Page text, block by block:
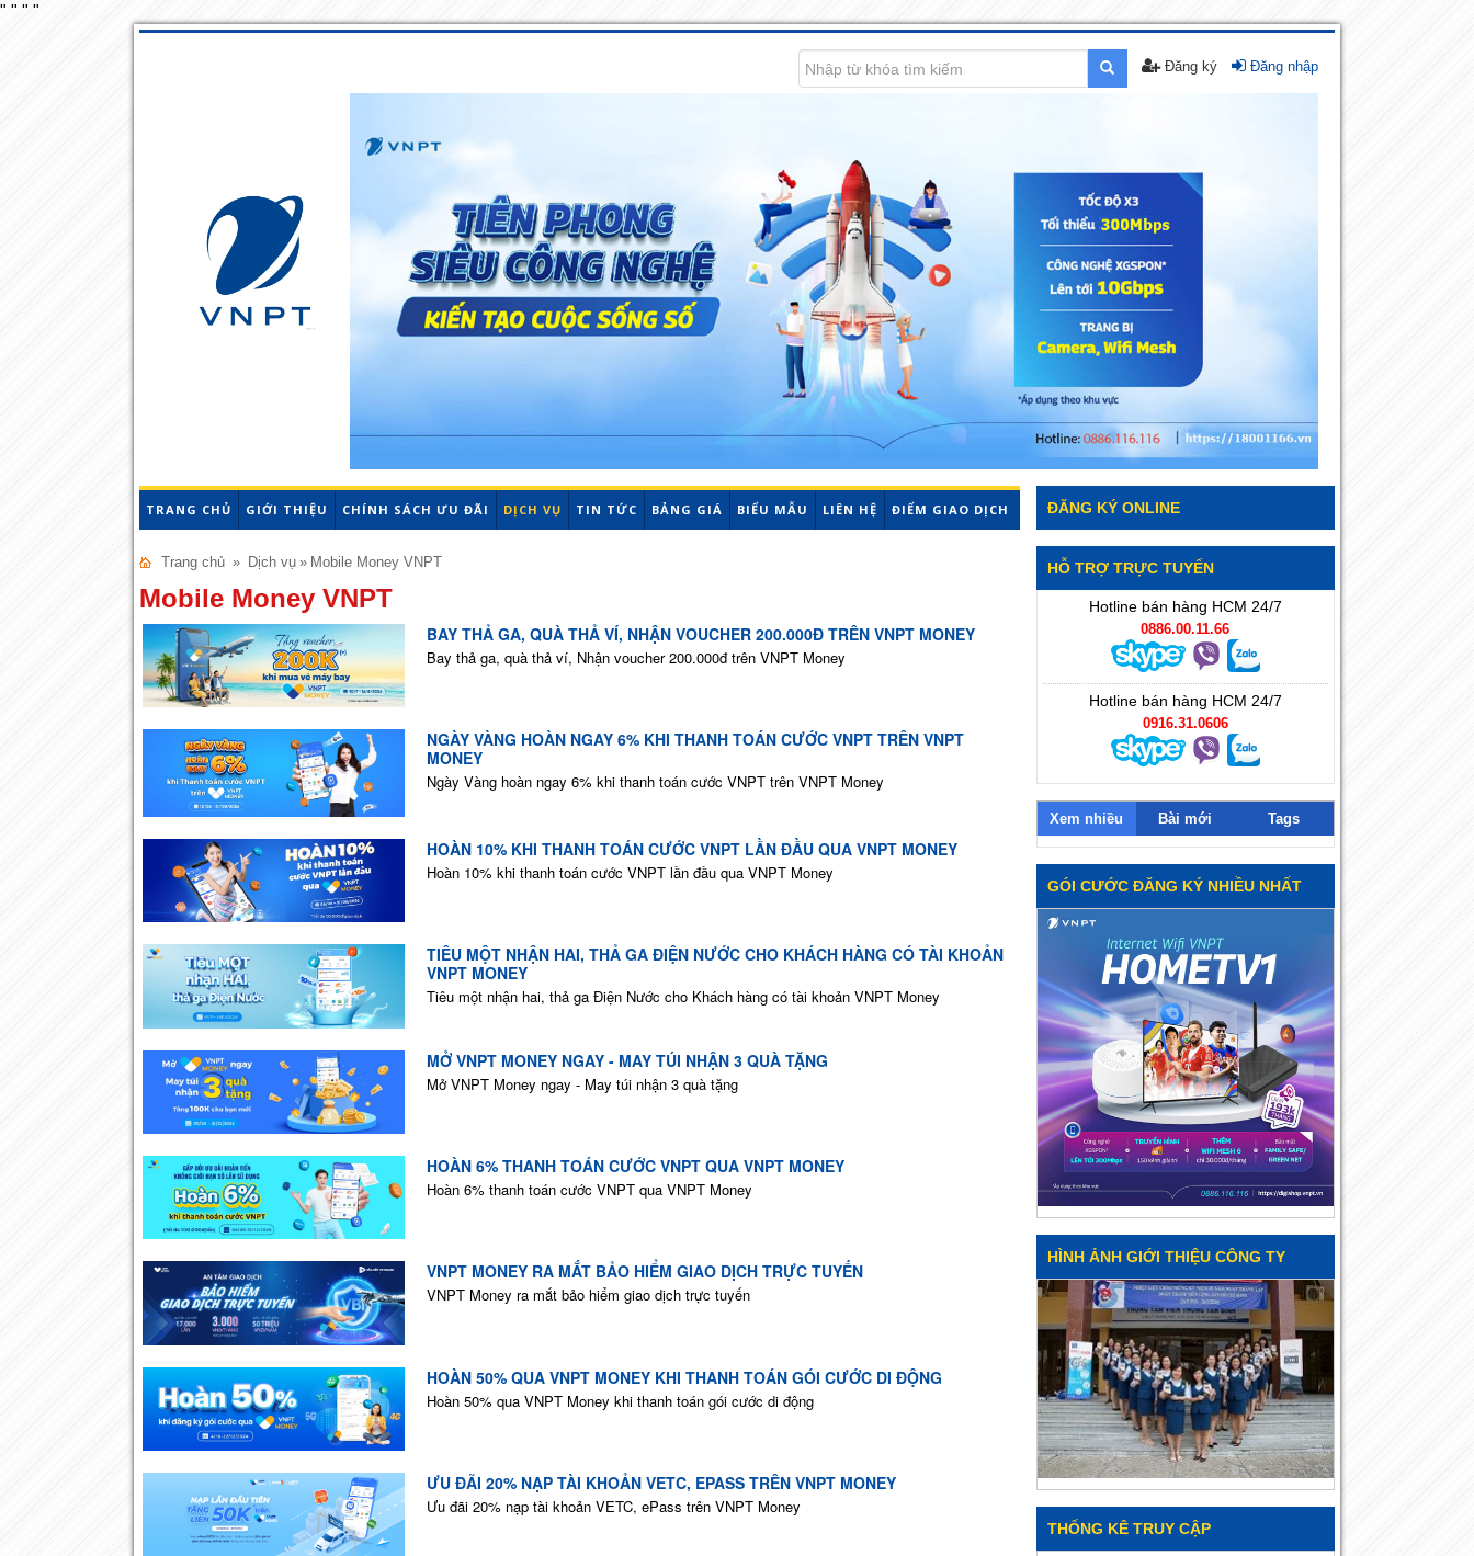
" " " "
Đăng ký Đăng nhập
TRANG CHỦ GIỚI THIỆU CHÍNH SÁCH ƯU ĐÃI DỊCH VỤ TIN TỨC BẢNG GIÁ BIỂU MẪU LIÊN HỆ ĐIỂM GIAO DỊCH
Trang chủ » Dịch vụ » Mobile Money VNPT
Mobile Money VNPT
BAY THẢ GA, QUÀ THẢ VÍ, NHẬN VOUCHER 200.000Đ TRÊN VNPT MONEY
Bay thả ga, quà thả ví, Nhận voucher 200.000đ trên VNPT Money
NGÀY VÀNG HOÀN NGAY 6% KHI THANH TOÁN CƯỚC VNPT TRÊN VNPT
MONEY
Ngày Vàng hoàn ngay 6% khi thanh toán cước VNPT trên VNPT Money
HOÀN 10% KHI THANH TOÁN CƯỚC VNPT LẦN ĐẦU QUA VNPT MONEY
Hoàn 10% khi thanh toán cước VNPT lần đầu qua VNPT Money
TIÊU MỘT NHẬN HAI, THẢ GA ĐIỆN NƯỚC CHO KHÁCH HÀNG CÓ TÀI KHOẢN
VNPT MONEY
Tiêu một nhận hai, thả ga Điện Nước cho Khách hàng có tài khoản VNPT Money
MỞ VNPT MONEY NGAY - MAY TÚI NHẬN 3 QUÀ TẶNG
Mở VNPT Money ngay - May túi nhận 3 quà tặng
HOÀN 6% THANH TOÁN CƯỚC VNPT QUA VNPT MONEY
Hoàn 6% thanh toán cước VNPT qua VNPT Money
VNPT MONEY RA MẮT BẢO HIỂM GIAO DỊCH TRỰC TUYẾN
VNPT Money ra mắt bảo hiểm giao dịch trực tuyến
HOÀN 50% QUA VNPT MONEY KHI THANH TOÁN GÓI CƯỚC DI ĐỘNG
Hoàn 50% qua VNPT Money khi thanh toán gói cước di động
ƯU ĐÃI 20% NẠP TÀI KHOẢN VETC, EPASS TRÊN VNPT MONEY
Ưu đãi 20% nạp tài khoản VETC, ePass trên VNPT Money
ĐĂNG KÝ ONLINE
HỖ TRỢ TRỰC TUYẾN
Hotline bán hàng HCM 24/7
0886.00.11.66
Hotline bán hàng HCM 24/7
0916.31.0606
Xem nhiều Bài mới Tags
GÓI CƯỚC ĐĂNG KÝ NHIỀU NHẤT
HÌNH ẢNH GIỚI THIỆU CÔNG TY
THỐNG KÊ TRUY CẬP